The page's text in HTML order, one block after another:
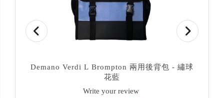
Demano Verdi L Brompton 兩用後背包 - 繡球
花藍
Write your review